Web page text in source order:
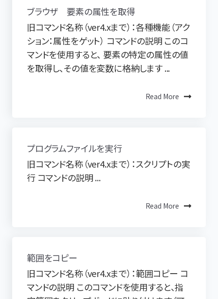
ブラウザ 要素の属性を取得
旧コマンド名称（ver4.xまで）：各種機能（アク
ション：属性をゲット） コマンドの説明 このコ
マンドを使用すると、 要素の特定の属性の値
を取得し、その値を変数に格納します ...
Read More
プログラムファイルを実行
旧コマンド名称（ver4.xまで）：スクリプトの実
行 コマンドの説明 ...
Read More
範囲をコピー
旧コマンド名称（ver4.xまで）：範囲コピー コ
マンドの説明 このコマンドを使用すると、指